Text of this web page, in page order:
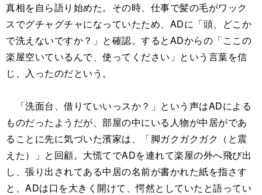
真相を自ら語り始めた。その時、仕事で髪の毛がワック
スでグチャグチャになっていたため、ADに「頭、どこか
で洗えないですか？」と確認。するとADからの「ここの
楽屋空いているんで、使ってください」という言葉を信
じ、入ったのだという。
「洗面台、借りていいっスか？」という声はADによる
ものだったようだが、部屋の中にいる人物が中居がであ
ることに先に気づいた濱家は、「脚ガクガクガク（と震
えた）」と回顧。大慌てでADを連れて楽屋の外へ飛び出
し、張り出されてある中居の名前が書かれた紙を指さす
と、ADは口を大きく開けて、愕然としていたと語ってい